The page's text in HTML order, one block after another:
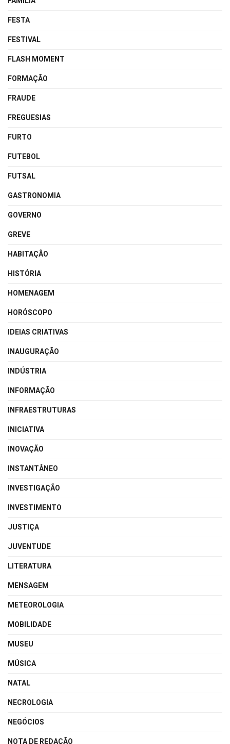
FESTA
FESTIVAL
FLASH MOMENT
FORMAÇÃO
FRAUDE
FREGUESIAS
FURTO
FUTEBOL
FUTSAL
GASTRONOMIA
GOVERNO
GREVE
HABITAÇÃO
HISTÓRIA
HOMENAGEM
HORÓSCOPO
IDEIAS CRIATIVAS
INAUGURAÇÃO
INDÚSTRIA
INFORMAÇÃO
INFRAESTRUTURAS
INICIATIVA
INOVAÇÃO
INSTANTÂNEO
INVESTIGAÇÃO
INVESTIMENTO
JUSTIÇA
JUVENTUDE
LITERATURA
MENSAGEM
METEOROLOGIA
MOBILIDADE
MUSEU
MÚSICA
NATAL
NECROLOGIA
NEGÓCIOS